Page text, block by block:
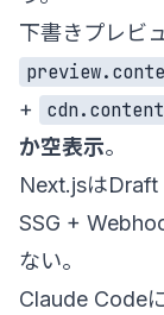
下書きプレビ
+
か空表示。
Next.jsは
SSG +
ない。
Claude Code